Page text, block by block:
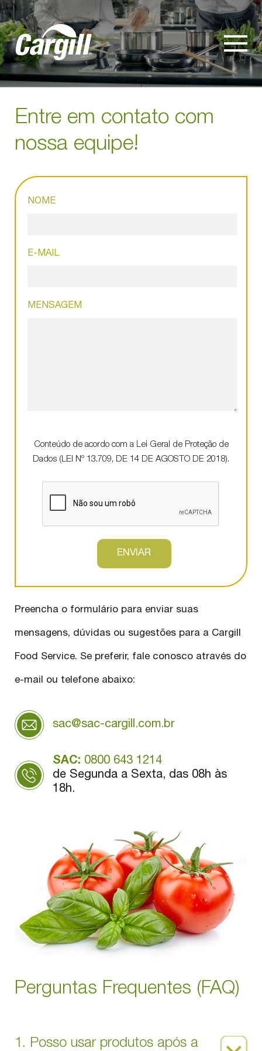
Entre em contato com
nossa equipe!
NOME
E-MAIL
MENSAGEM
Conteúdo de acordo com a Lei Geral de Proteção de
Dados (LEI Nº 13.709, DE 14 DE AGOSTO DE 2018).
ENVIAR
Preencha o formulário para enviar suas
mensagens, dúvidas ou sugestões para a Cargill
Food Service. Se preferir, fale conosco através do
e-mail ou telefone abaixo:
sac@sac-cargill.com.br
SAC: 0800 643 1214
de Segunda a Sexta, das 08h às
18h.
Perguntas Frequentes (FAQ)
1. Posso usar produtos após a